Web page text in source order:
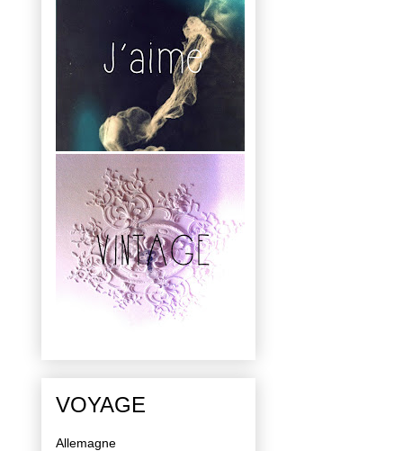
VOYAGE
Allemagne